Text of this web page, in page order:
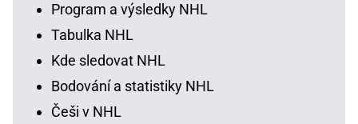
Program a výsledky NHL
Tabulka NHL
Kde sledovat NHL
Bodování a statistiky NHL
Češi v NHL